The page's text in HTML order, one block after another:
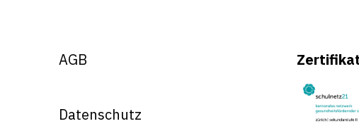
AGB
Datenschutz